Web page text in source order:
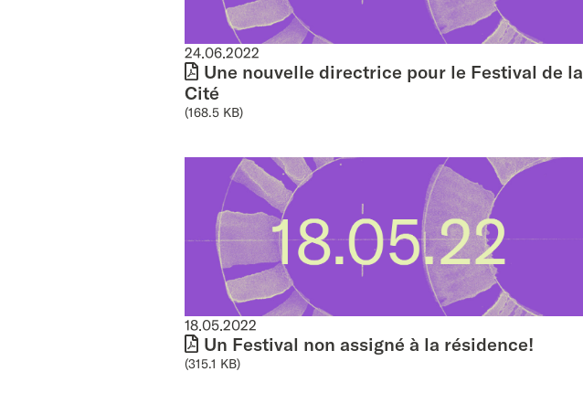
24.06.2022
Une nouvelle directrice pour le Festival de la
Cité
(168.5 KB)
18.05.2022
Un Festival non assigné à la résidence!
(315.1 KB)